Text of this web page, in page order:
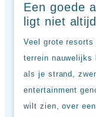
Populaire
hotels
inclusive
Een goede
ligt niet
Veel grote
terrein nauwelijks
als je strand,
entertainment
wilt zien, over